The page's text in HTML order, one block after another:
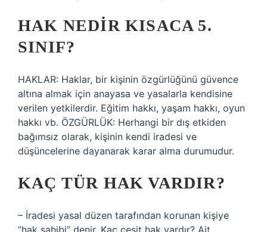
HAK NEDIR KISACA 5.
SINIF?
HAKLAR: Haklar, bir kişinin özgürlüğünü güvence
altına almak için anayasa ve yasalarla kendisine
verilen yetkilerdir. Eğitim hakkı, yaşam hakkı, oyun
hakkı vb. ÖZGÜRLÜK: Herhangi bir dış etkiden
bağımsız olarak, kişinin kendi iradesi ve
düşüncelerine dayanarak karar alma durumudur.
KAÇ TÜR HAK VARDIR?
– İradesi yasal düzen tarafından korunan kişiye
“hak sahibi” denir. Kaç çeşit hak vardır? Ait